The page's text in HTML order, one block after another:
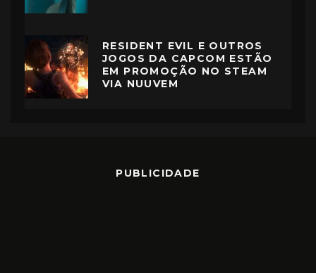
RESIDENT EVIL E OUTROS
JOGOS DA CAPCOM ESTÃO
EM PROMOÇÃO NO STEAM
VIA NUUVEM
PUBLICIDADE